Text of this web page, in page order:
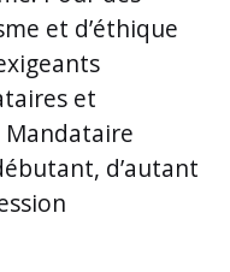
et d’éthique
et
Mandataire
d’autant